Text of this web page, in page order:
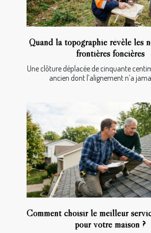
Quand la topographie révèle les
frontières foncières
Une clôture déplacée de cinquante
ancien dont l’alignement n’a
Comment choisir le meilleur
pour votre maison ?